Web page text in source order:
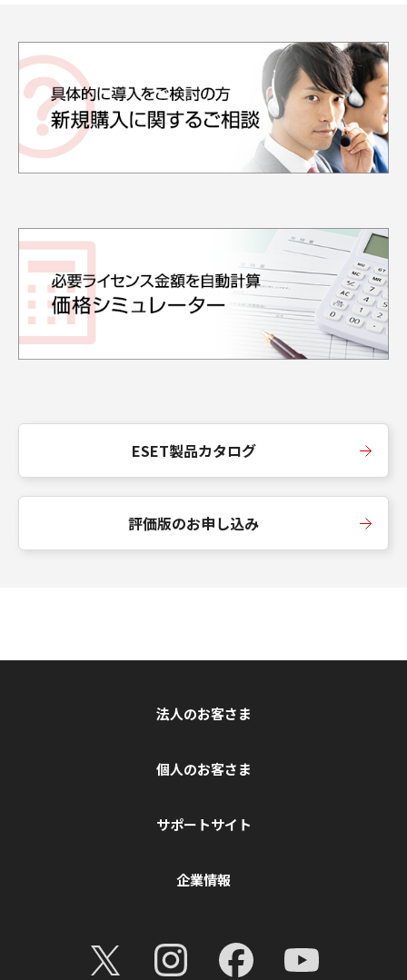
ESET製品カタログ
評価版のお申し込み
法人のお客さま
個人のお客さま
サポートサイト
企業情報